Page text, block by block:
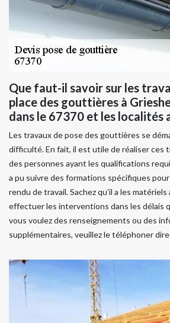
Que faut-il savoir sur les
place des gouttières à
dans le 67370 et les localités
Les travaux de pose des gouttières se
difficulté. En fait, il est utile de réaliser ces
des personnes ayant les qualifications
a pu suivre des formations spécifiques
rendu de travail. Sachez qu'il a les
effectuer les interventions dans les délais
vous voulez des renseignements ou des
supplémentaires, veuillez le téléphoner